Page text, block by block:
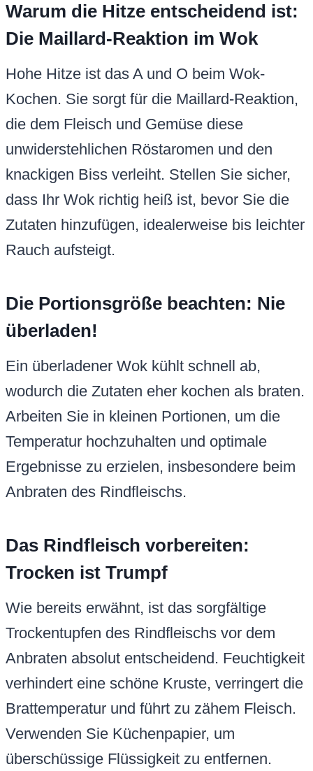
Warum die Hitze entscheidend ist:
Die Maillard-Reaktion im Wok
Hohe Hitze ist das A und O beim Wok-
Kochen. Sie sorgt für die Maillard-Reaktion,
die dem Fleisch und Gemüse diese
unwiderstehlichen Röstaromen und den
knackigen Biss verleiht. Stellen Sie sicher,
dass Ihr Wok richtig heiß ist, bevor Sie die
Zutaten hinzufügen, idealerweise bis leichter
Rauch aufsteigt.
Die Portionsgröße beachten: Nie
überladen!
Ein überladener Wok kühlt schnell ab,
wodurch die Zutaten eher kochen als braten.
Arbeiten Sie in kleinen Portionen, um die
Temperatur hochzuhalten und optimale
Ergebnisse zu erzielen, insbesondere beim
Anbraten des Rindfleischs.
Das Rindfleisch vorbereiten:
Trocken ist Trumpf
Wie bereits erwähnt, ist das sorgfältige
Trockentupfen des Rindfleischs vor dem
Anbraten absolut entscheidend. Feuchtigkeit
verhindert eine schöne Kruste, verringert die
Brattemperatur und führt zu zähem Fleisch.
Verwenden Sie Küchenpapier, um
überschüssige Flüssigkeit zu entfernen.